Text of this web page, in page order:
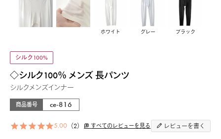
ホワイト グレー ブラック
シルク100%
シルクメンズインナー
◇シルク100％ メンズ 長パンツ
商品番号 ce-816
5.00 2 すべてのレビューを見る レビューを書く